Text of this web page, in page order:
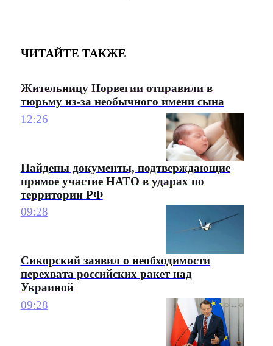
ЧИТАЙТЕ ТАКЖЕ
Жительницу Норвегии отправили в
тюрьму из-за необычного имени сына
12:26
Найдены документы, подтверждающие
прямое участие НАТО в ударах по
территории РФ
09:28
Сикорский заявил о необходимости
перехвата российских ракет над
Украиной
09:28